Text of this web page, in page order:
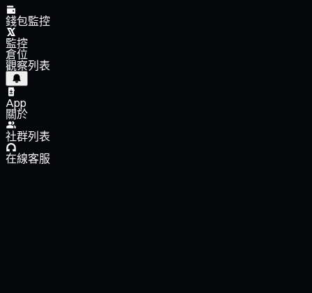
錢包監控
監控
倉位
觀察列表
App
關於
社群列表
在線客服